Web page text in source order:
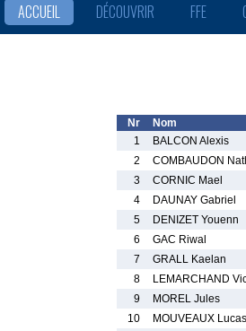
ACCUEIL DÉCOUVRIR FFE
Nr Nom
1
BALCON Alexis
2
COMBAUDON
3
CORNIC Mael
4
DAUNAY Gabriel
5
DENIZET Youenn
6
GAC Riwal
7
GRALL Kaelan
8
LEMARCHAND
9
MOREL Jules
10
MOUVEAUX Lucas